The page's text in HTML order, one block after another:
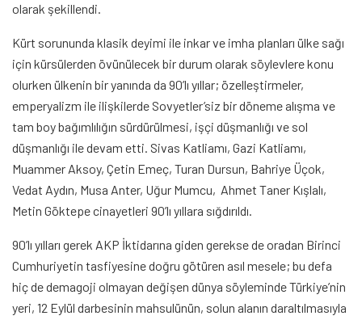
olarak şekillendi.
Kürt sorununda klasik deyimi ile inkar ve imha planları ülke sağı
için kürsülerden övünülecek bir durum olarak söylevlere konu
olurken ülkenin bir yanında da 90’lı yıllar; özelleştirmeler,
emperyalizm ile ilişkilerde Sovyetler’siz bir döneme alışma ve
tam boy bağımlılığın sürdürülmesi, işçi düşmanlığı ve sol
düşmanlığı ile devam etti. Sivas Katliamı, Gazi Katliamı,
Muammer Aksoy, Çetin Emeç, Turan Dursun, Bahriye Üçok,
Vedat Aydın, Musa Anter, Uğur Mumcu, Ahmet Taner Kışlalı,
Metin Göktepe cinayetleri 90’lı yıllara sığdırıldı.
90’lı yılları gerek AKP İktidarına giden gerekse de oradan Birinci
Cumhuriyetin tasfiyesine doğru götüren asıl mesele; bu defa
hiç de demagoji olmayan değişen dünya söyleminde Türkiye’nin
yeri, 12 Eylül darbesinin mahsulünün, solun alanın daraltılmasıyla